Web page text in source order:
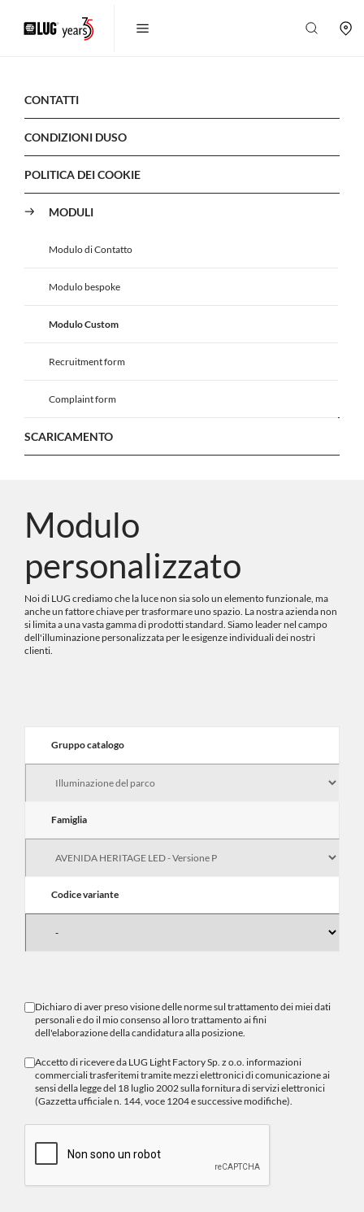
CONTATTI
CONDIZIONI DUSO
POLITICA DEI COOKIE
MODULI
Modulo di Contatto
Modulo bespoke
Modulo Custom
Recruitment form
Complaint form
SCARICAMENTO
Modulo
personalizzato
Noi di LUG crediamo che la luce non sia solo un elemento funzionale, ma
anche un fattore chiave per trasformare uno spazio. La nostra azienda non
si limita a una vasta gamma di prodotti standard. Siamo leader nel campo
dell'illuminazione personalizzata per le esigenze individuali dei nostri
clienti.
Gruppo catalogo
Famiglia
Codice variante
Dichiaro di aver preso visione delle norme sul trattamento dei miei dati
personalie do il mio consenso al loro trattamento ai fini
dell'elaborazione della candidatura alla posizione.
Accetto di ricevere da LUG Light Factory Sp. z o.o. informazioni
commerciali trasferitemi tramite mezzi elettronici di comunicazione ai
sensi della legge del 18 luglio 2002 sulla fornitura di servizi elettronici
(Gazzetta ufficiale n. 144, voce 1204 e successive modifiche).